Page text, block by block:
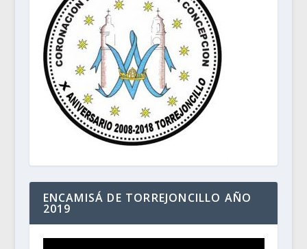
ENCAMISÁ DE TORREJONCILLO AÑO
2019